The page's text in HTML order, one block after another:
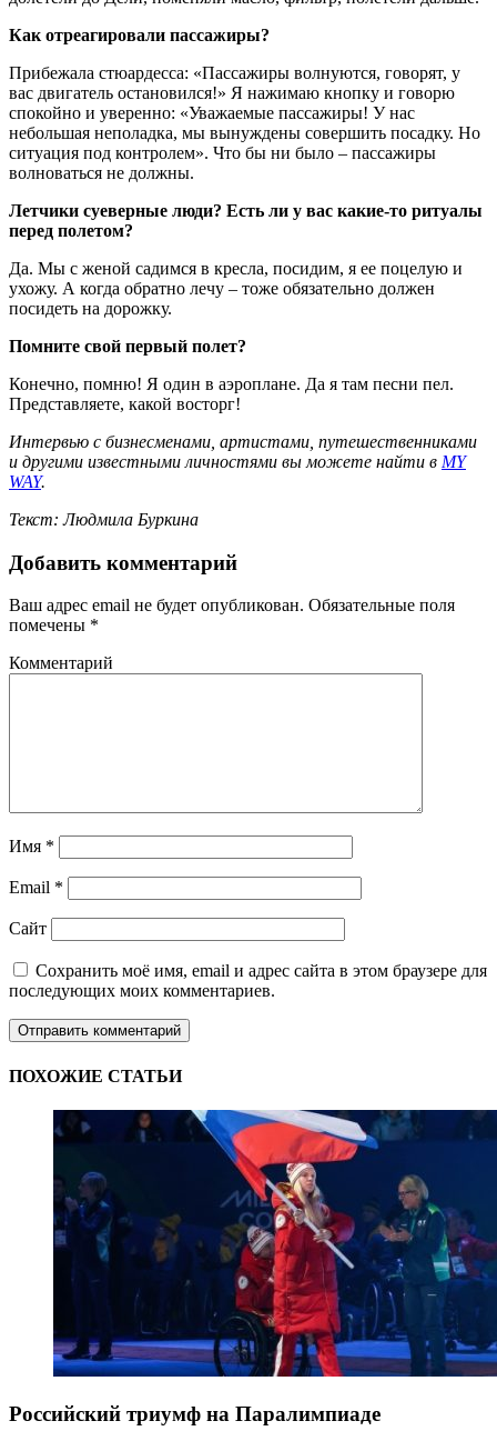
Как отреагировали пассажиры?
Прибежала стюардесса: «Пассажиры волнуются, говорят, у
вас двигатель остановился!» Я нажимаю кнопку и говорю
спокойно и уверенно: «Уважаемые пассажиры! У нас
небольшая неполадка, мы вынуждены совершить посадку. Но
ситуация под контролем». Что бы ни было – пассажиры
волноваться не должны.
Летчики суеверные люди? Есть ли у вас какие-то ритуалы
перед полетом?
Да. Мы с женой садимся в кресла, посидим, я ее поцелую и
ухожу. А когда обратно лечу – тоже обязательно должен
посидеть на дорожку.
Помните свой первый полет?
Конечно, помню! Я один в аэроплане. Да я там песни пел.
Представляете, какой восторг!
Интервью с бизнесменами, артистами, путешественниками
и другими известными личностями вы можете найти в MY
WAY.
Текст: Людмила Буркина
Добавить комментарий
Ваш адрес email не будет опубликован. Обязательные поля
помечены *
Комментарий
Имя *
Email *
Сайт
Сохранить моё имя, email и адрес сайта в этом браузере для
последующих моих комментариев.
ПОХОЖИЕ СТАТЬИ
Российский триумф на Паралимпиаде